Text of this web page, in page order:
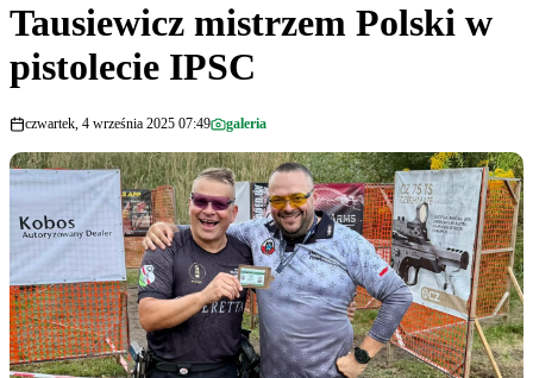
Tausiewicz mistrzem Polski w
pistolecie IPSC
czwartek, 4 września 2025 07:49 galeria